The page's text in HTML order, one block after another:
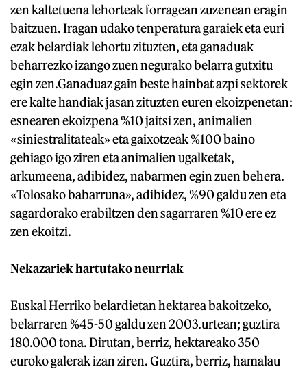
zen kaltetuena lehorteak forragean zuzenean eragin
baitzuen. Iragan udako tenperatura garaiek eta euri
ezak belardiak lehortu zituzten, eta ganaduak
beharrezko izango zuen negurako belarra gutxitu
egin zen.Ganaduaz gain beste hainbat azpi sektorek
ere kalte handiak jasan zituzten euren ekoizpenetan:
esnearen ekoizpena %10 jaitsi zen, animalien
«siniestralitateak» eta gaixotzeak %100 baino
gehiago igo ziren eta animalien ugalketak,
arkumeena, adibidez, nabarmen egin zuen behera.
«Tolosako babarruna», adibidez, %90 galdu zen eta
sagardorako erabiltzen den sagarraren %10 ere ez
zen ekoitzi.
Nekazariek hartutako neurriak
Euskal Herriko belardietan hektarea bakoitzeko,
belarraren %45-50 galdu zen 2003.urtean; guztira
180.000 tona. Dirutan, berriz, hektareako 350
euroko galerak izan ziren. Guztira, berriz, hamalau